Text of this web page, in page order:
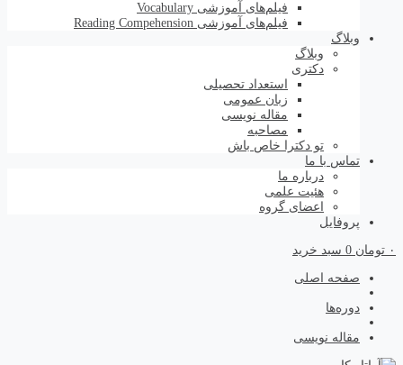
فیلم‌های آموزشی Vocabulary
فیلم‌های آموزشی Reading Compehension
وبلاگ
وبلاگ
دکتری
استعداد تحصیلی
زبان عمومی
مقاله نویسی
مصاحبه
تو دکترا خاص باش
تماس با ما
درباره ما
هئیت علمی
اعضای گروه
پروفایل
۰ تومان 0 سبد خرید
صفحه اصلی
دوره‌ها
مقاله نویسی